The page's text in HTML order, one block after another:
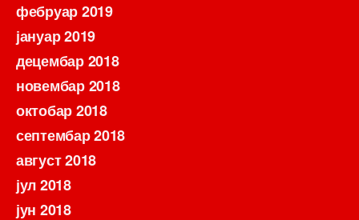
фебруар 2019
јануар 2019
децембар 2018
новембар 2018
октобар 2018
септембар 2018
август 2018
јул 2018
јун 2018